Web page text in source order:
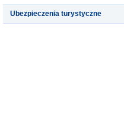
Ubezpieczenia turystyczne